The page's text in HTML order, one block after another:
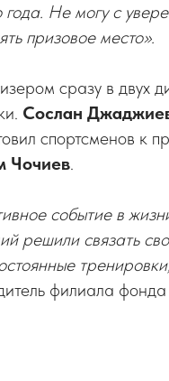
Не могу с
призовое место».
сразу в двух
Сослан
спортсменов к
Чочиев.
событие в
решили связать
филиала